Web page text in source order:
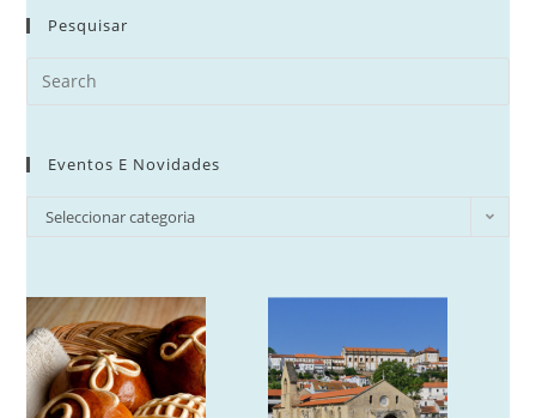
Pesquisar
Search
Eventos E Novidades
Eventos
Seleccionar categoria